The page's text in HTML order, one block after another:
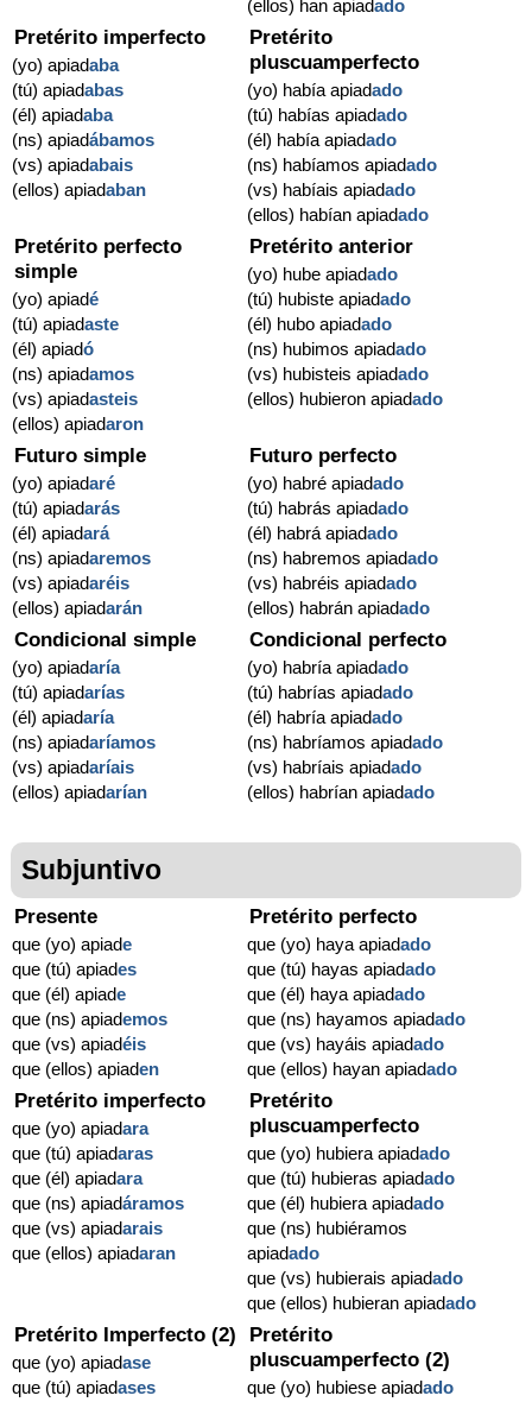
(ellos) han apiadado
Pretérito imperfecto
(yo) apiadaba
(tú) apiadabas
(él) apiadaba
(ns) apiadábamos
(vs) apiadabais
(ellos) apiadaban
Pretérito
pluscuamperfecto
(yo) había apiadado
(tú) habías apiadado
(él) había apiadado
(ns) habíamos apiadado
(vs) habíais apiadado
(ellos) habían apiadado
Pretérito perfecto
simple
(yo) apiadé
(tú) apiadaste
(él) apiadó
(ns) apiadamos
(vs) apiadasteis
(ellos) apiadaron
Pretérito anterior
(yo) hube apiadado
(tú) hubiste apiadado
(él) hubo apiadado
(ns) hubimos apiadado
(vs) hubisteis apiadado
(ellos) hubieron apiadado
Futuro simple
(yo) apiadaré
(tú) apiadarás
(él) apiadará
(ns) apiadaremos
(vs) apiadaréis
(ellos) apiadarán
Futuro perfecto
(yo) habré apiadado
(tú) habrás apiadado
(él) habrá apiadado
(ns) habremos apiadado
(vs) habréis apiadado
(ellos) habrán apiadado
Condicional simple
(yo) apiadaría
(tú) apiadarías
(él) apiadaría
(ns) apiadaríamos
(vs) apiadaríais
(ellos) apiadarían
Condicional perfecto
(yo) habría apiadado
(tú) habrías apiadado
(él) habría apiadado
(ns) habríamos apiadado
(vs) habríais apiadado
(ellos) habrían apiadado
Subjuntivo
Presente
que (yo) apiade
que (tú) apiades
que (él) apiade
que (ns) apiademos
que (vs) apiadéis
que (ellos) apiaden
Pretérito perfecto
que (yo) haya apiadado
que (tú) hayas apiadado
que (él) haya apiadado
que (ns) hayamos apiadado
que (vs) hayáis apiadado
que (ellos) hayan apiadado
Pretérito imperfecto
que (yo) apiadara
que (tú) apiadaras
que (él) apiadara
que (ns) apiadáramos
que (vs) apiadarais
que (ellos) apiadaran
Pretérito
pluscuamperfecto
que (yo) hubiera apiadado
que (tú) hubieras apiadado
que (él) hubiera apiadado
que (ns) hubiéramos
apiadado
que (vs) hubierais apiadado
que (ellos) hubieran apiadado
Pretérito Imperfecto (2)
que (yo) apiadase
que (tú) apiadases
Pretérito
pluscuamperfecto (2)
que (yo) hubiese apiadado